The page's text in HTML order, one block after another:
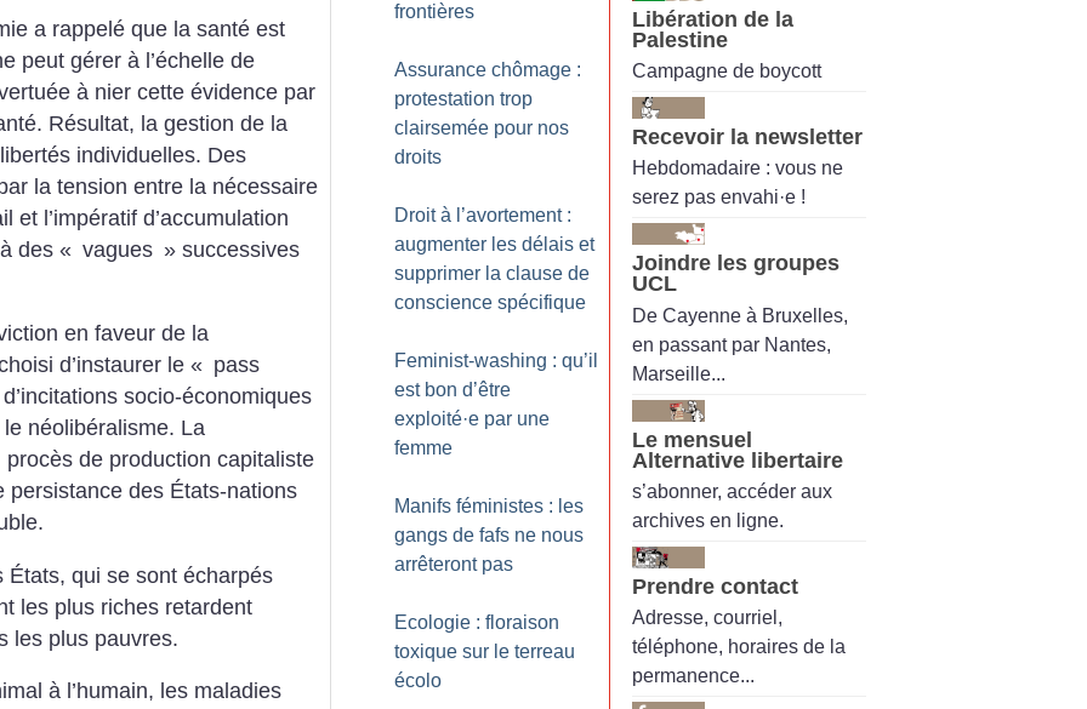
a rappelé que la santé est
peut gérer à l’échelle de
à nier cette évidence par
Résultat, la gestion de la
individuelles. Des
la tension entre la nécessaire
et l’impératif d’accumulation
des « vagues » successives
en faveur de la
d’instaurer le « pass
socio-économiques
néolibéralisme. La
de production capitaliste
persistance des États-nations
qui se sont écharpés
les plus riches retardent
les plus pauvres.
à l’humain, les maladies
frontières
Assurance chômage :
protestation trop
clairsemée pour nos
droits
Droit à l’avortement :
augmenter les délais et
supprimer la clause de
conscience spécifique
Feminist-washing : qu’il
est bon d’être
exploité·e par une
femme
Manifs féministes : les
gangs de fafs ne nous
arrêteront pas
Ecologie : floraison
toxique sur le terreau
écolo
Libération de la
Palestine
Campagne de boycott
Recevoir la newsletter
Hebdomadaire : vous ne
serez pas envahi·e !
Joindre les groupes
UCL
De Cayenne à Bruxelles,
en passant par Nantes,
Marseille...
Le mensuel
Alternative libertaire
s’abonner, accéder aux
archives en ligne.
Prendre contact
Adresse, courriel,
téléphone, horaires de la
permanence...